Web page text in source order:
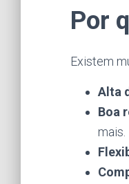
Por
Existem
Alta
Boa
mais.